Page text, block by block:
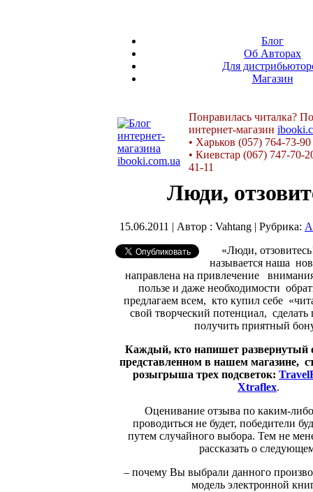
Блог
Об Авторах
Для
Магазин
Понравилась читалка?
интернет-магазин
• Харьков (057) 764-73-90
• Киевстар (067) 747-70-
41-11
Люди,
15.06.2011 | Автор : Vahtang | Рубрика:
«Люди,
называется наша
направлена на привлечение
пользе и даже необходимости
предлагаем всем, кто купил себе
свой творческий потенциал, сделать
получить приятный
Каждый, кто напишет развернутый
представленном в нашем магазине,
розыгрыша трех подсветок:
Xtraflex.
Оценивание отзыва по каким-
проводиться не будет, победители
путем случайного выбора. Тем не
рассказать о
– почему Вы выбрали данного
модель электронной